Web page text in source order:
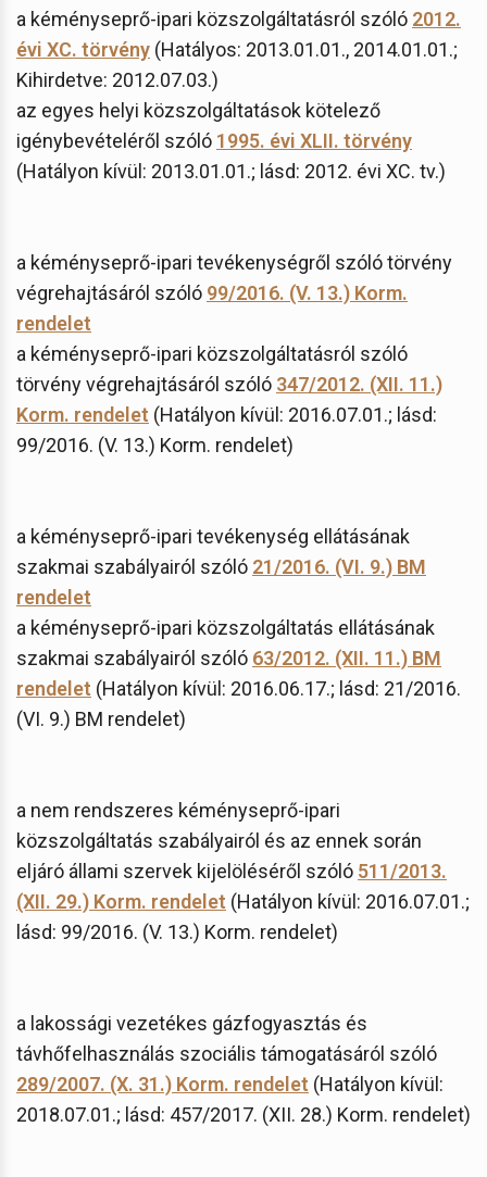
a kéményseprő-ipari közszolgáltatásról szóló 2012.
évi XC. törvény (Hatályos: 2013.01.01., 2014.01.01.;
Kihirdetve: 2012.07.03.)
az egyes helyi közszolgáltatások kötelező
igénybevételéről szóló 1995. évi XLII. törvény
(Hatályon kívül: 2013.01.01.; lásd: 2012. évi XC. tv.)
a kéményseprő-ipari tevékenységről szóló törvény
végrehajtásáról szóló 99/2016. (V. 13.) Korm.
rendelet
a kéményseprő-ipari közszolgáltatásról szóló
törvény végrehajtásáról szóló 347/2012. (XII. 11.)
Korm. rendelet (Hatályon kívül: 2016.07.01.; lásd:
99/2016. (V. 13.) Korm. rendelet)
a kéményseprő-ipari tevékenység ellátásának
szakmai szabályairól szóló 21/2016. (VI. 9.) BM
rendelet
a kéményseprő-ipari közszolgáltatás ellátásának
szakmai szabályairól szóló 63/2012. (XII. 11.) BM
rendelet (Hatályon kívül: 2016.06.17.; lásd: 21/2016.
(VI. 9.) BM rendelet)
a nem rendszeres kéményseprő-ipari
közszolgáltatás szabályairól és az ennek során
eljáró állami szervek kijelöléséről szóló 511/2013.
(XII. 29.) Korm. rendelet (Hatályon kívül: 2016.07.01.;
lásd: 99/2016. (V. 13.) Korm. rendelet)
a lakossági vezetékes gázfogyasztás és
távhőfelhasználás szociális támogatásáról szóló
289/2007. (X. 31.) Korm. rendelet (Hatályon kívül:
2018.07.01.; lásd: 457/2017. (XII. 28.) Korm. rendelet)